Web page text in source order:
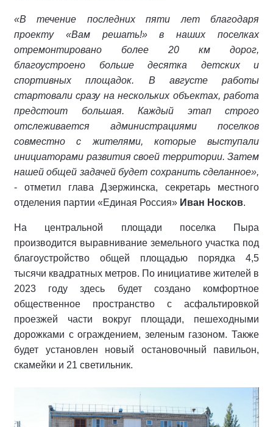
«В течение последних пяти лет благодаря
проекту «Вам решать!» в наших поселках
отремонтировано более 20 км дорог,
благоустроено больше десятка детских и
спортивных площадок. В августе работы
стартовали сразу на нескольких объектах, работа
предстоит большая. Каждый этап строго
отслеживается администрациями поселков
совместно с жителями, которые выступали
инициаторами развития своей территории. Затем
нашей общей задачей будет сохранить сделанное»,
- отметил глава Дзержинска, секретарь местного
отделения партии «Единая Россия» Иван Носков.
На центральной площади поселка Пыра
производится выравнивание земельного участка под
благоустройство общей площадью порядка 4,5
тысячи квадратных метров. По инициативе жителей в
2023 году здесь будет создано комфортное
общественное пространство с асфальтировкой
проезжей части вокруг площади, пешеходными
дорожками с ограждением, зеленым газоном. Также
будет установлен новый остановочный павильон,
скамейки и 21 светильник.